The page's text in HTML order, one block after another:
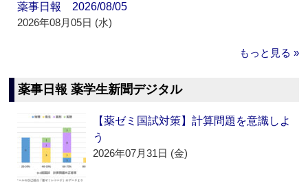
薬事日報 2026/08/05
2026年08月05日 (水)
もっと見る »
薬事日報 薬学生新聞デジタル
【薬ゼミ国試対策】計算問題を意識しよ
う
2026年07月31日 (金)